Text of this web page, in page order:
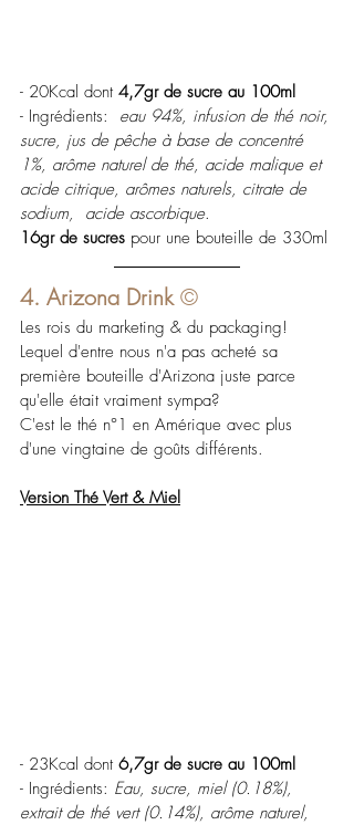
- 20Kcal dont 4,7gr de sucre au 100ml
- Ingrédients: eau 94%, infusion de thé noir,
sucre, jus de pêche à base de concentré
1%, arôme naturel de thé, acide malique et
acide citrique, arômes naturels, citrate de
sodium,  acide ascorbique.
16gr de sucres pour une bouteille de 330ml
4. Arizona Drink ©
Les rois du marketing & du packaging!
Lequel d'entre nous n'a pas acheté sa
première bouteille d'Arizona juste parce
qu'elle était vraiment sympa?
C'est le thé n°1 en Amérique avec plus
d'une vingtaine de goûts différents.
Version Thé Vert & Miel
- 23Kcal dont 6,7gr de sucre au 100ml
- Ingrédients: Eau, sucre, miel (0.18%),
extrait de thé vert (0.14%), arôme naturel,